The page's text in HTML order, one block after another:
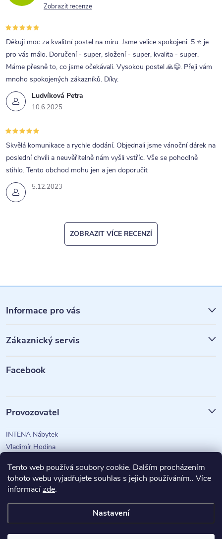
Tento web používá soubory cookie. Dalším procházením
tohoto webu vyjadřujete souhlas s jejich používáním.. Více
informacízde.
Nastavení
Zobrazit recenze
Ludvíková Petra
10.6.2025
Děkuji moc za kvalitní postel na míru. Jsme velice spokojeni. 5 ⭐ je
pro vás málo. Doručení - super, složení - super, kvalita - super.
Máme přesně to, co jsme očekávali. Vysokou postel 🙏😉. Přeji vám
mnoho spokojených zákazníků. Díky.
5.12.2023
Skvělá komunikace a rychle dodání. Objednali jsme vánoční dárek na
poslední chvíli a neuvěřitelně nám vyšli vstříc. Vše se pohodlně
stihlo. Tento obchod mohu jen a jen doporučit
ZOBRAZIT VÍCE RECENZÍ
á
p
a
Informace pro vás
Zákaznický servis
Facebook
Provozovatel
INTENA Nábytek
Vladimír Hodina
Copyright 2026INTENA Nábytek. Všechna práva vyhrazena.